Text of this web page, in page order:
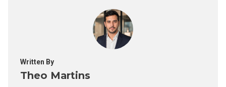
Written By
Theo Martins